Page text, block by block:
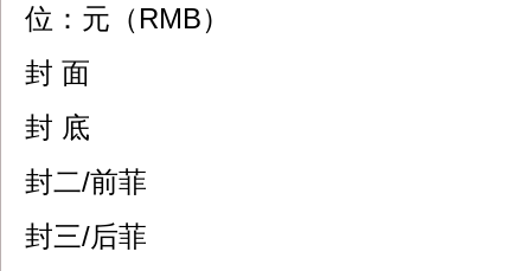
位：元（RMB）
封 面
封 底
封二/前菲
封三/后菲